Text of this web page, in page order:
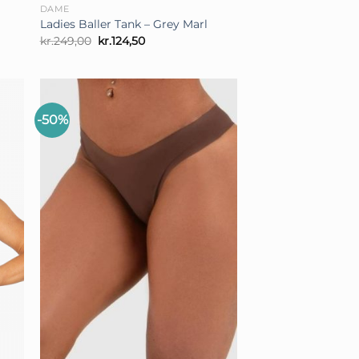
DAME
Ladies Baller Tank – Grey Marl
kr.249,00 Den
oprindelige
kr.249,00.
kr.124,50Den
-50%